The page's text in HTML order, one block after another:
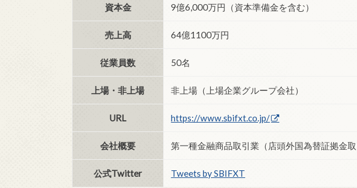
資本金 9億6,000万円（資本準備金を含む）
売上高 64億1100万円
従業員数 50名
上場・非上場 非上場（上場企業グループ会社）
URL https://www.sbifxt.co.jp/
会社概要 第一種金融商品取引業（店頭外国為替証拠金
公式Twitter Tweets by SBIFXT